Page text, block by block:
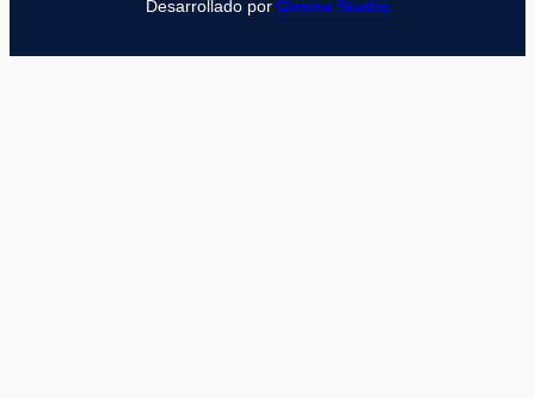
Desarrollado por Girona Studio